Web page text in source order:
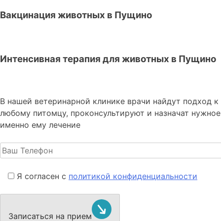
Вакцинация животных в Пущино
Интенсивная терапия для животных в Пущино
В нашей ветеринарной клинике врачи найдут подход к
любому питомцу, проконсультируют и назначат нужное
именно ему лечение
Я согласен с политикой конфиденциальности
Записаться на прием